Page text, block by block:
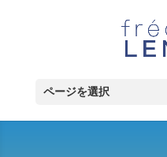
ページを選択